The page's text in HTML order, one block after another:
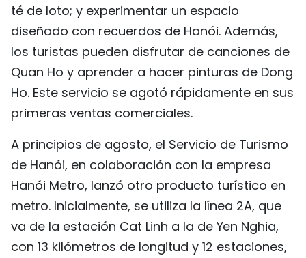
té de loto; y experimentar un espacio
diseñado con recuerdos de Hanói. Además,
los turistas pueden disfrutar de canciones de
Quan Ho y aprender a hacer pinturas de Dong
Ho. Este servicio se agotó rápidamente en sus
primeras ventas comerciales.
A principios de agosto, el Servicio de Turismo
de Hanói, en colaboración con la empresa
Hanói Metro, lanzó otro producto turístico en
metro. Inicialmente, se utiliza la línea 2A, que
va de la estación Cat Linh a la de Yen Nghia,
con 13 kilómetros de longitud y 12 estaciones,